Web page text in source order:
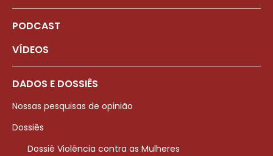
PODCAST
VÍDEOS
DADOS E DOSSIÊS
Nossas pesquisas de opinião
Dossiês
Dossiê Violência contra as Mulheres